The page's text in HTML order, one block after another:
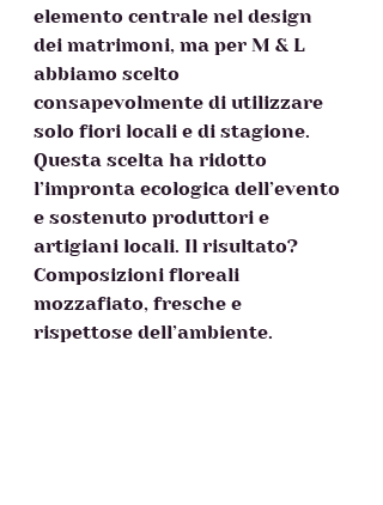
elemento centrale nel design
dei matrimoni, ma per M & L
abbiamo scelto
consapevolmente di utilizzare
solo fiori locali e di stagione.
Questa scelta ha ridotto
l’impronta ecologica dell’evento
e sostenuto produttori e
artigiani locali. Il risultato?
Composizioni floreali
mozzafiato, fresche e
rispettose dell’ambiente.